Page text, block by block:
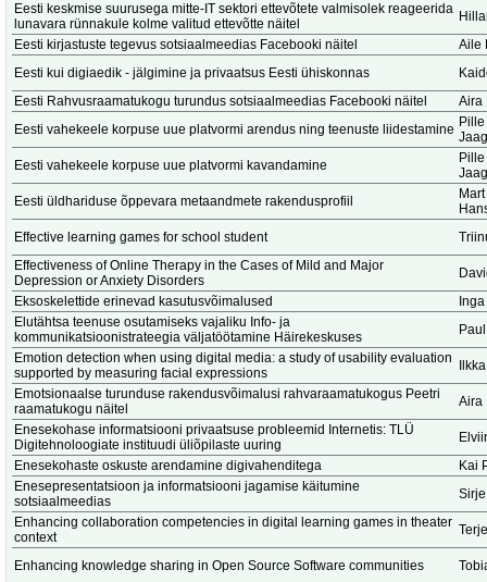
Eesti keskmise suurusega mitte-IT sektori ettevõtete valmisolek reageerida
lunavara rünnakule kolme valitud ettevõtte näitel
Eesti kirjastuste tegevus sotsiaalmeedias Facebooki näitel
Aile
Eesti kui digiaedik - jälgimine ja privaatsus Eesti ühiskonnas
Eesti Rahvusraamatukogu turundus sotsiaalmeedias Facebooki näitel
Aira
Eesti vahekeele korpuse uue platvormi arendus ning teenuste liidestamine
Eesti vahekeele korpuse uue platvormi kavandamine
Eesti üldhariduse õppevara metaandmete rakendusprofiil
Effective learning games for school student
Effectiveness of Online Therapy in the Cases of Mild and Major
Depression or Anxiety Disorders
Eksoskelettide erinevad kasutusvõimalused
Elutähtsa teenuse osutamiseks vajaliku Info- ja
kommunikatsioonistrateegia väljatöötamine Häirekeskuses
Emotion detection when using digital media: a study of usability evaluation
supported by measuring facial expressions
Emotsionaalse turunduse rakendusvõimalusi rahvaraamatukogus Peetri
raamatukogu näitel
Aira
Enesekohase informatsiooni privaatsuse probleemid Internetis: TLÜ
Digitehnoloogiate instituudi üliõpilaste uuring
Enesekohaste oskuste arendamine digivahenditega
Kai
Enesepresentatsioon ja informatsiooni jagamise käitumine
sotsiaalmeedias
Enhancing collaboration competencies in digital learning games in theater
context
Enhancing knowledge sharing in Open Source Software communities